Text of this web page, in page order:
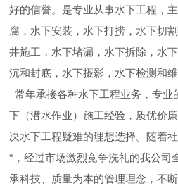
好的信誉。是专业从事水下工程，
腐，水下安装，水下打捞，水下切
井施工，水下堵漏，水下拆除，水
沉和封底，水下摄影，水下检测和
常年承接各种水下工程业务，专业
下（潜水作业）施工经验，质优价
决水下工程疑难的理想选择。随着
*，经过市场激烈竞争洗礼的我公司
承科技、质量为本的管理理念，不